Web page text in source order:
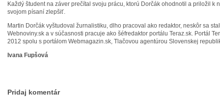
Každý študent na záver prečítal svoju prácu, ktorú Dorčák ohodnotil a priložil k
svojom písaní zlepšiť.
Martin Dorčák vyštudoval žurnalistiku, dlho pracoval ako redaktor, neskôr sa
Webnoviny.sk a v súčasnosti pracuje ako šéfredaktor portálu Teraz.sk. Portál
2012 spolu s portálom Webmagazin.sk, Tlačovou agentúrou Slovenskej
Ivana Fupšová
Pridaj komentár